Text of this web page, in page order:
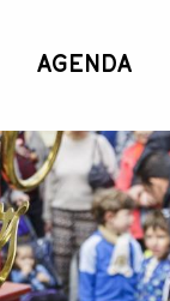
AGENDA